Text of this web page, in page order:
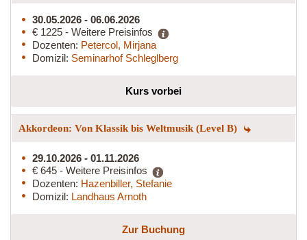
30.05.2026 - 06.06.2026
€ 1225 - Weitere Preisinfos
Dozenten: Petercol, Mirjana
Domizil: Seminarhof Schleglberg
Kurs vorbei
Akkordeon: Von Klassik bis Weltmusik (Level B)
29.10.2026 - 01.11.2026
€ 645 - Weitere Preisinfos
Dozenten: Hazenbiller, Stefanie
Domizil: Landhaus Arnoth
Zur Buchung